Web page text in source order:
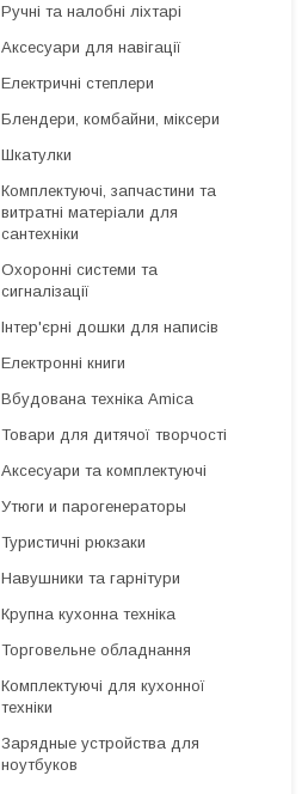
Ручні та налобні ліхтарі
Аксесуари для навігації
Електричні степлери
Блендери, комбайни, міксери
Шкатулки
Комплектуючі, запчастини та
витратні матеріали для
сантехніки
Охоронні системи та
сигналізації
Інтер'єрні дошки для написів
Електронні книги
Вбудована техніка Amica
Товари для дитячої творчості
Аксесуари та комплектуючі
Утюги и парогенераторы
Туристичні рюкзаки
Навушники та гарнітури
Крупна кухонна техніка
Торговельне обладнання
Комплектуючі для кухонної
техніки
Зарядные устройства для
ноутбуков